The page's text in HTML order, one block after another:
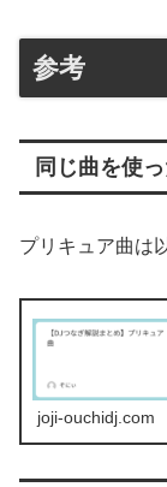
参考
同じ曲を使
プリキュア曲は
joji-ouchidj.com